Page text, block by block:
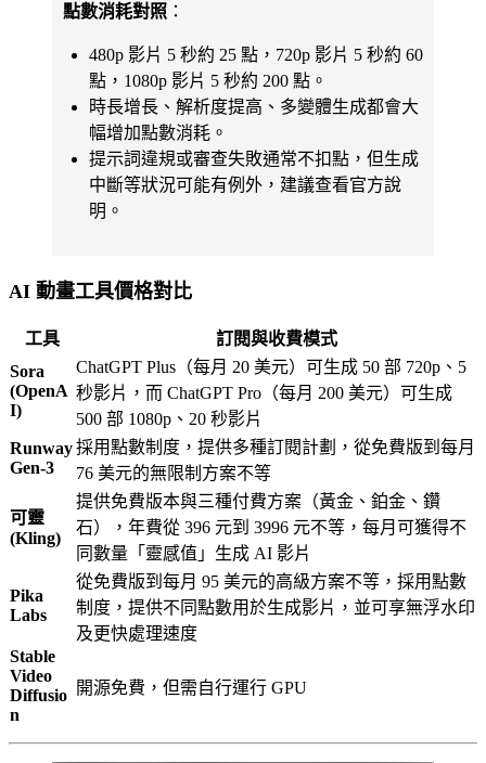
點數消耗對照 ：
480p 影片 5 秒約 25 點，720p 影片 5 秒約 60
點，1080p 影片 5 秒約 200 點。
時長增長、解析度提高、多變體生成都會大
幅增加點數消耗。
提示詞違規或審查失敗通常不扣點，但生成
中斷等狀況可能有例外，建議查看官方說
明。
AI 動畫工具價格對比
工具
訂閱與收費模式
Sora
(OpenA
I)
ChatGPT Plus（每月 20 美元）可生成 50 部 720p、5
秒影片，而 ChatGPT Pro（每月 200 美元）可生成
500 部 1080p、20 秒影片
Runway
Gen-3
採用點數制度，提供多種訂閱計劃，從免費版到每月
76 美元的無限制方案不等
可靈
(Kling)
提供免費版本與三種付費方案（黃金、鉑金、鑽
石），年費從 396 元到 3996 元不等，每月可獲得不
同數量「靈感值」生成 AI 影片
Pika
Labs
從免費版到每月 95 美元的高級方案不等，採用點數
制度，提供不同點數用於生成影片，並可享無浮水印
及更快處理速度
Stable
Video
Diffusio
n
開源免費，但需自行運行 GPU